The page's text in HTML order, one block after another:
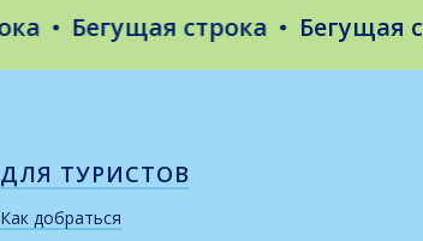
Бегущая строка Бегущая
ДЛЯ ТУРИСТОВ
Как добраться